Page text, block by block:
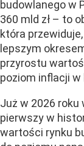
budowlanego w
360 mld zł – to
która
lepszym
przyrostu
poziom inflacji
Już w 2026 roku
pierwszy w
wartości rynku